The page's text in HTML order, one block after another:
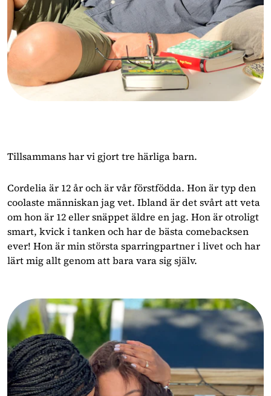
Tillsammans har vi gjort tre härliga barn.
Cordelia är 12 år och är vår förstfödda. Hon är typ den
coolaste människan jag vet. Ibland är det svårt att veta
om hon är 12 eller snäppet äldre en jag. Hon är otroligt
smart, kvick i tanken och har de bästa comebacksen
ever! Hon är min största sparringpartner i livet och har
lärt mig allt genom att bara vara sig själv.